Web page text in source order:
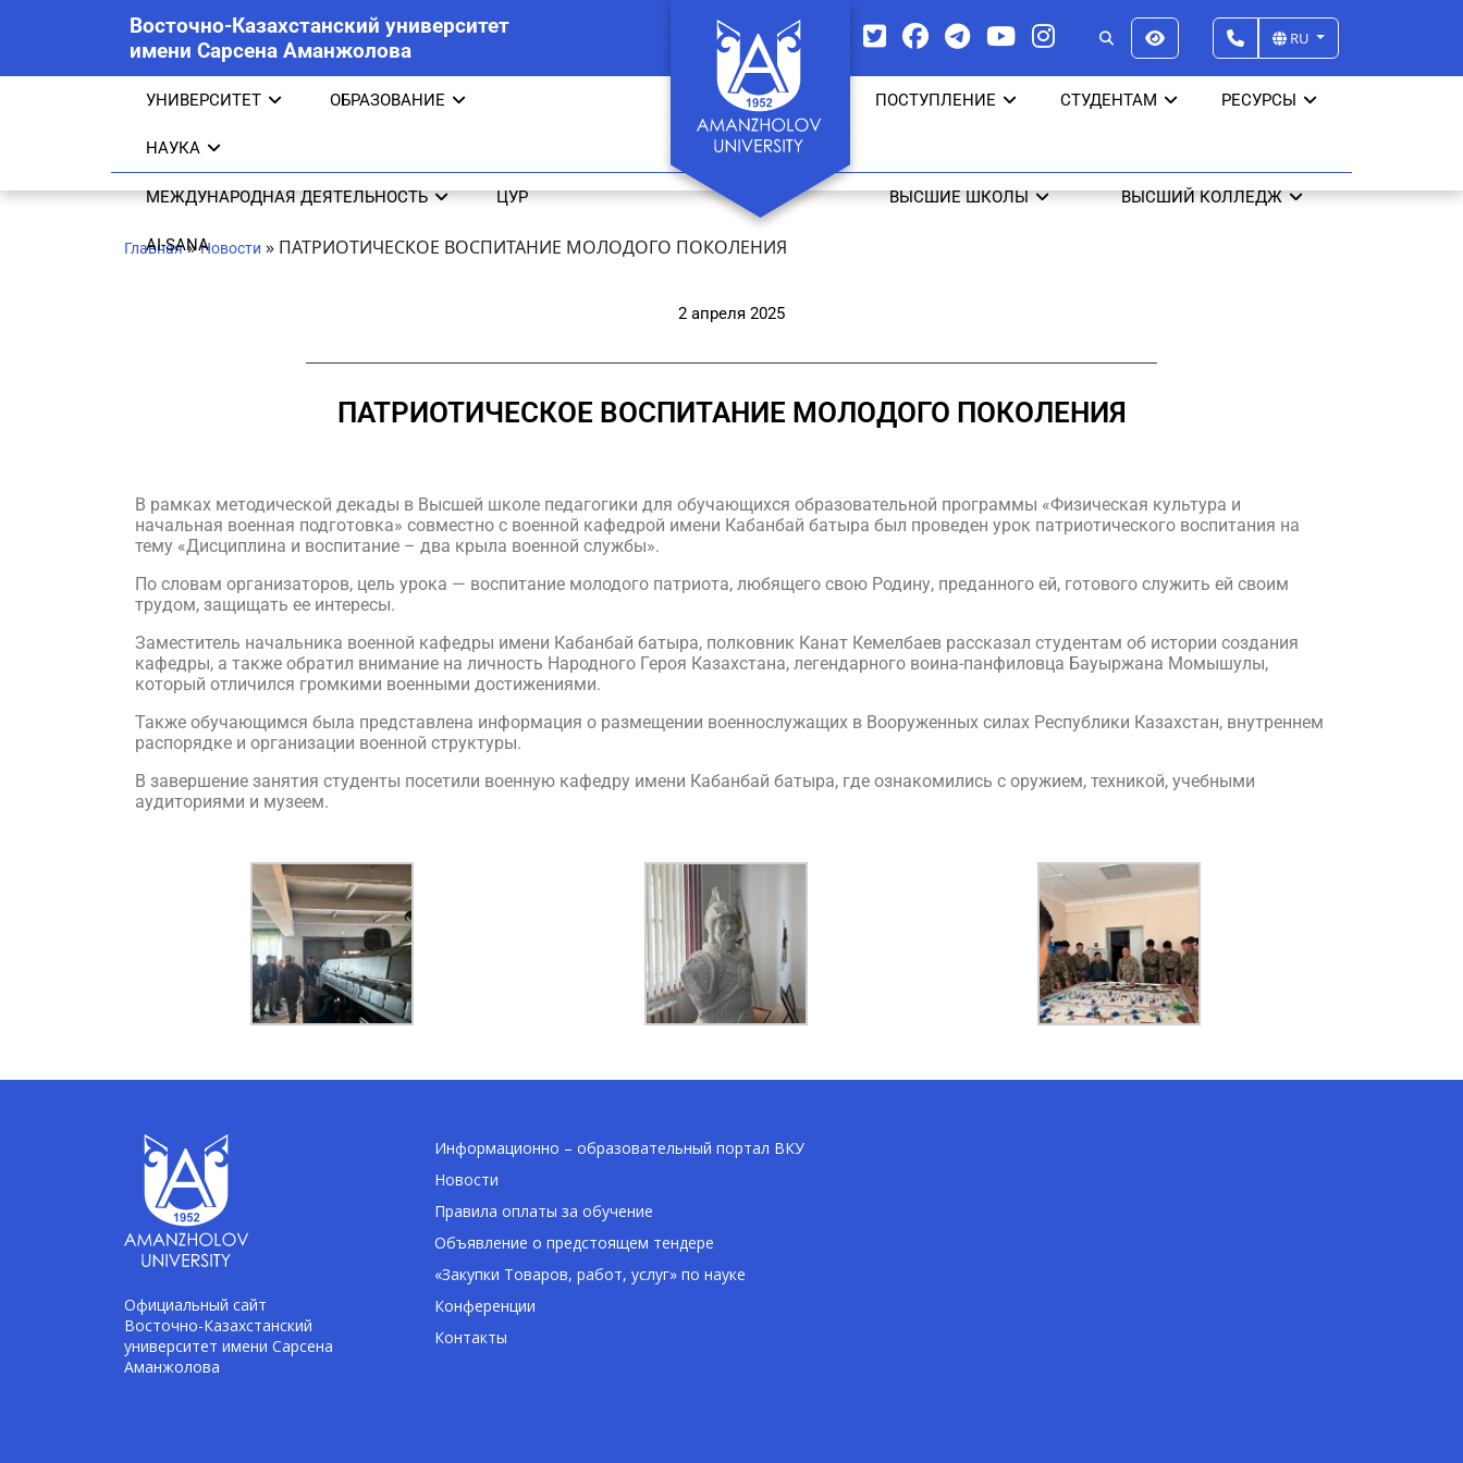
Восточно-Казахстанский университет
имени Сарсена Аманжолова
RU
УНИВЕРСИТЕТ ОБРАЗОВАНИЕ
НАУКА
ПОСТУПЛЕНИЕ СТУДЕНТАМ РЕСУРСЫ
МЕЖДУНАРОДНАЯ ДЕЯТЕЛЬНОСТЬ ЦУР
AI-SANA
ВЫСШИЕ ШКОЛЫ ВЫСШИЙ КОЛЛЕДЖ
Главная»Новости » ПАТРИОТИЧЕСКОЕ ВОСПИТАНИЕ МОЛОДОГО ПОКОЛЕНИЯ
2 апреля 2025
ПАТРИОТИЧЕСКОЕ ВОСПИТАНИЕ МОЛОДОГО ПОКОЛЕНИЯ
В рамках методической декады в Высшей школе педагогики для обучающихся образовательной программы «Физическая культура и
начальная военная подготовка» совместно с военной кафедрой имени Кабанбай батыра был проведен урок патриотического воспитания на
тему «Дисциплина и воспитание – два крыла военной службы».
По словам организаторов, цель урока — воспитание молодого патриота, любящего свою Родину, преданного ей, готового служить ей своим
трудом, защищать ее интересы.
Заместитель начальника военной кафедры имени Кабанбай батыра, полковник Канат Кемелбаев рассказал студентам об истории создания
кафедры, а также обратил внимание на личность Народного Героя Казахстана, легендарного воина-панфиловца Бауыржана Момышулы,
который отличился громкими военными достижениями.
Также обучающимся была представлена информация о размещении военнослужащих в Вооруженных силах Республики Казахстан, внутреннем
распорядке и организации военной структуры.
В завершение занятия студенты посетили военную кафедру имени Кабанбай батыра, где ознакомились с оружием, техникой, учебными
аудиториями и музеем.
Официальный сайт
Восточно-Казахстанский
университет имени Сарсена
Аманжолова
Информационно – образовательный портал ВКУ
Новости
Правила оплаты за обучение
Объявление о предстоящем тендере
«Закупки Товаров, работ, услуг» по науке
Конференции
Контакты
AI-Talapker